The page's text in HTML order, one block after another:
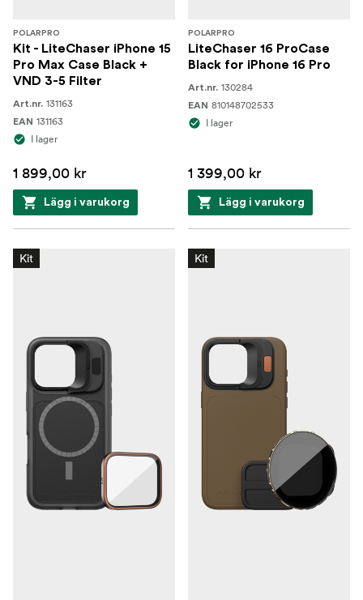
POLARPRO
Kit - LiteChaser iPhone 15
Pro Max Case Black +
VND 3-5 Filter
Art.nr. 131163
EAN 131163
I lager
1 899,00 kr
Lägg i varukorg
POLARPRO
LiteChaser 16 ProCase
Black for iPhone 16 Pro
Art.nr. 130284
EAN 810148702533
I lager
1 399,00 kr
Lägg i varukorg
Kit Kit